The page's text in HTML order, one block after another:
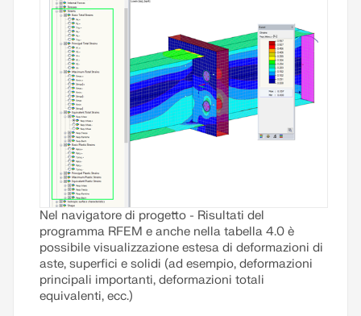
Leggi di più
Nel navigatore di progetto - Risultati del
programma RFEM e anche nella tabella 4.0 è
possibile visualizzazione estesa di deformazioni di
aste, superfici e solidi (ad esempio, deformazioni
principali importanti, deformazioni totali
equivalenti, ecc.)